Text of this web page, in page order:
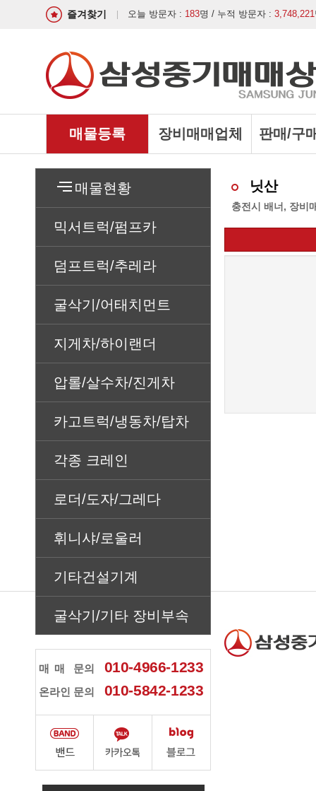
즐겨찾기 오늘 방문자 : 183명 / 누적 방문자 : 3,748,221
매물등록 장비매매업체 판매/구
매물현황
믹서트럭/펌프카
덤프트럭/추레라
굴삭기/어태치먼트
지게차/하이랜더
압롤/살수차/진게차
카고트럭/냉동차/탑차
각종 크레인
로더/도자/그레다
휘니샤/로울러
기타건설기계
굴삭기/기타 장비부속
매매 문의 010-4966-1233
온라인 문의 010-5842-1233
닛산
충전시 배너, 장비